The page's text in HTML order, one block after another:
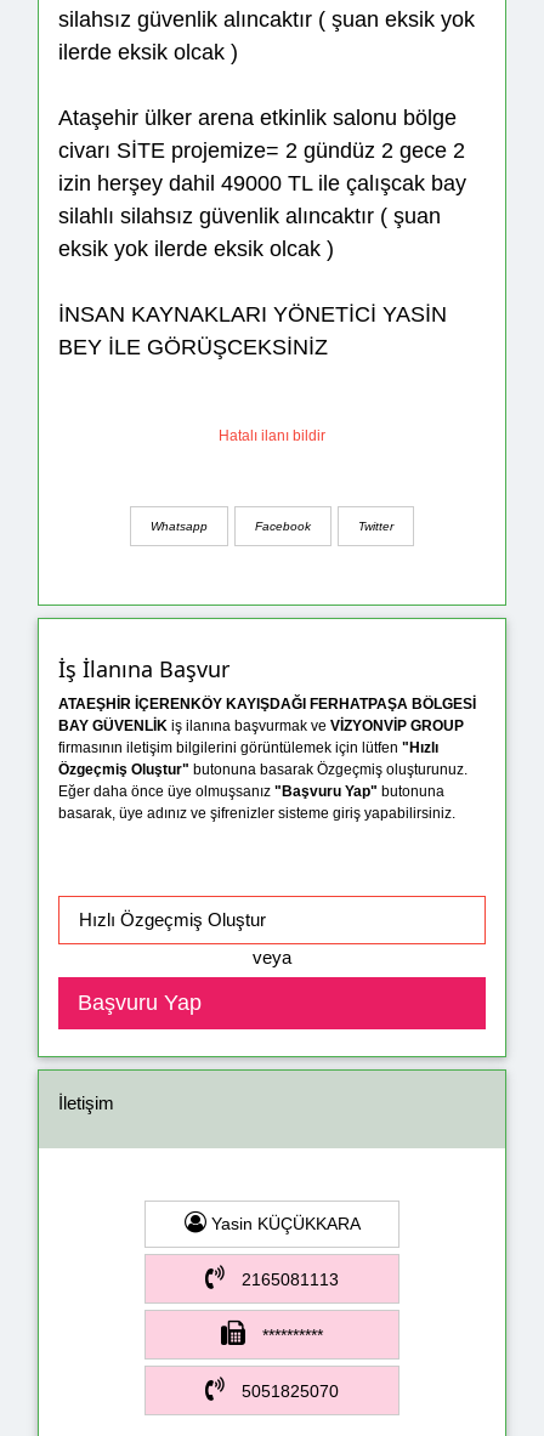
silahsız güvenlik alıncaktır ( şuan eksik yok
ilerde eksik olcak )
Ataşehir ülker arena etkinlik salonu bölge
civarı SİTE projemize= 2 gündüz 2 gece 2
izin herşey dahil 49000 TL ile çalışcak bay
silahlı silahsız güvenlik alıncaktır ( şuan
eksik yok ilerde eksik olcak )
İNSAN KAYNAKLARI YÖNETİCİ YASİN
BEY İLE GÖRÜŞCEKSİNİZ
Hatalı ilanı bildir
Whatsapp Facebook Twitter
İş İlanına Başvur
ATAEŞHİR İÇERENKÖY KAYIŞDAĞI FERHATPAŞA BÖLGESİ
BAY GÜVENLİK iş ilanına başvurmak ve VİZYONVİP GROUP
firmasının iletişim bilgilerini görüntülemek için lütfen "Hızlı
Özgeçmiş Oluştur" butonuna basarak Özgeçmiş oluşturunuz.
Eğer daha önce üye olmuşsanız "Başvuru Yap" butonuna
basarak, üye adınız ve şifrenizler sisteme giriş yapabilirsiniz.
veya
İletişim
Yasin KÜÇÜKKARA
2165081113
**********
5051825070